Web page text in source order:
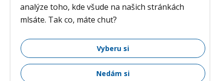
GDPR/ © 2026 Vědeckotechnický park Univerzity Palackého v
Nastavení cookies
analýze toho, kde všude na našich stránkách
mlsáte. Tak co, máte chuť?
Vyberu si
Nedám si